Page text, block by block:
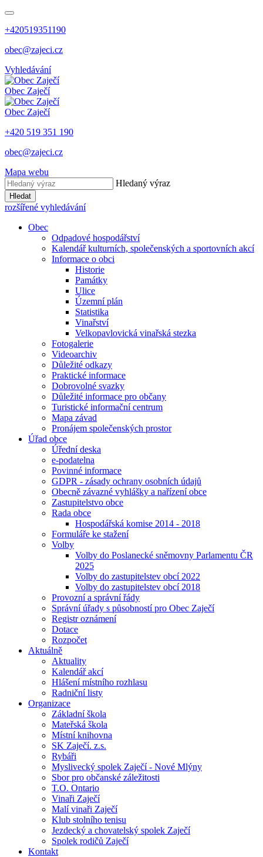
+420519351190
obec@zajeci.cz
Vyhledávání
Obec Zaječí
Obec Zaječí
+420 519 351 190
obec@zajeci.cz
Mapa webu
Hledaný výraz
Hledat
rozšířené vyhledávání
Obec
Odpadové hospodářství
Kalendář kulturních, společenských a sportovních akcí
Informace o obci
Historie
Památky
Ulice
Územní plán
Statistika
Vinařství
Velkopavlovická vinařská stezka
Fotogalerie
Videoarchiv
Důležité odkazy
Praktické informace
Dobrovolné svazky
Důležité informace pro občany
Turistické informační centrum
Mapa závad
Pronájem společenských prostor
Úřad obce
Úřední deska
e-podatelna
Povinné informace
GDPR - zásady ochrany osobních údajů
Obecně závazné vyhlášky a nařízení obce
Zastupitelstvo obce
Rada obce
Hospodářská komise 2014 - 2018
Formuláře ke stažení
Volby
Volby do Poslanecké sněmovny Parlamentu ČR
2025
Volby do zastupitelstev obcí 2022
Volby do zastupitelstev obcí 2018
Provozní a správní řády
Správní úřady s působností pro Obec Zaječí
Registr oznámení
Dotace
Rozpočet
Aktuálně
Aktuality
Kalendář akcí
Hlášení místního rozhlasu
Radniční listy
Organizace
Základní škola
Mateřská škola
Místní knihovna
SK Zaječí. z.s.
Rybáři
Myslivecký spolek Zaječí - Nové Mlýny
Sbor pro občanské záležitosti
T.O. Ontario
Vinaři Zaječí
Malí vinaři Zaječí
Klub stolního tenisu
Jezdecký a chovatelský spolek Zaječí
Spolek rodičů Zaječí
Kontakt